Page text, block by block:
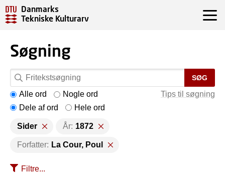
Danmarks
Tekniske Kulturarv
Søgning
SØG
Tips til søgning
Alle ord
Nogle ord
Dele af ord
Hele ord
Sider År: 1872
Forfatter: La Cour, Poul
Filtre...